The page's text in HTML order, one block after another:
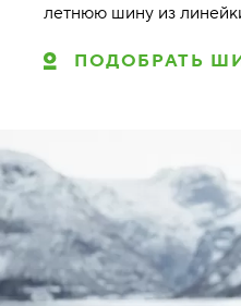
летнюю шину из
ПОДОБРАТЬ